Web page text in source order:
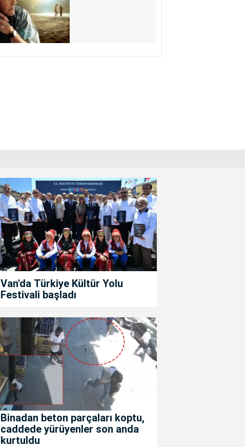
Van'da Türkiye Kültür Yolu
Festivali başladı
Binadan beton parçaları koptu,
caddede yürüyenler son anda
kurtuldu